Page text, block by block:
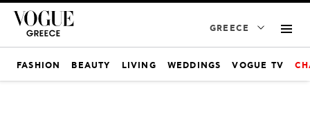
GREECE
FASHION BEAUTY LIVING WEDDINGS VOGUE TV